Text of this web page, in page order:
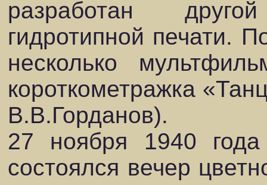
разработан
гидротипной печати.
несколько
короткометражка
В.В.Горданов).
27 ноября 1940
состоялся вечер